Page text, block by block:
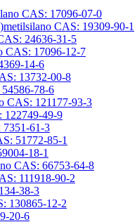
CAS: 17096-07-0
CAS: 19309-90-1
24636-31-5
CAS: 17096-12-7
14-6
13732-00-8
78-6
CAS: 121177-93-3
122749-49-9
7351-61-3
51772-85-1
18-1
CAS: 66753-64-8
111918-90-2
38-3
130865-12-2
20-6